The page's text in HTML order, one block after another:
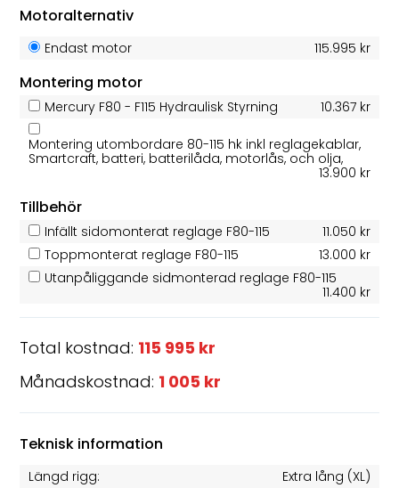
Motoralternativ
Endast motor 115.995 kr
Montering motor
Mercury F80 - F115 Hydraulisk Styrning 10.367 kr
Montering utombordare 80-115 hk inkl reglagekablar,
Smartcraft, batteri, batterilåda, motorlås, och olja,
13.900 kr
Tillbehör
Infällt sidomonterat reglage F80-115
11.050 kr
Toppmonterat reglage F80-115
13.000 kr
Utanpåliggande sidmonterad reglage F80-115
11.400 kr
Total kostnad: 115 995 kr
Månadskostnad: 1 005 kr
Teknisk information
Längd rigg:
Extra lång (XL)